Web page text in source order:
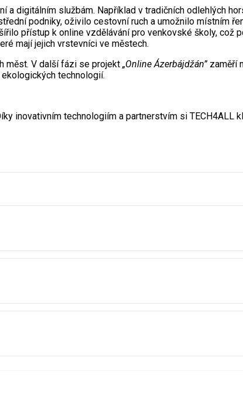
digitálním službám. Například v tradičních odlehlých
podniky, oživilo cestovní ruch a umožnilo místním
přístup k online vzdělávání pro venkovské školy, což
mají jejich vrstevníci ve městech.
měst. V další fázi se projekt „Online Ázerbájdžán”zaměří
technologií.
inovativním technologiím a partnerstvím si TECH4ALL